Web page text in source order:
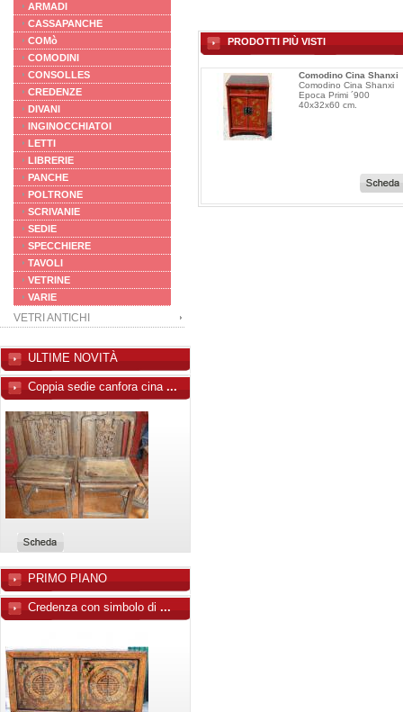
ARMADI
CASSAPANCHE
COMò
COMODINI
CONSOLLES
CREDENZE
DIVANI
INGINOCCHIATOI
LETTI
LIBRERIE
PANCHE
POLTRONE
SCRIVANIE
SEDIE
SPECCHIERE
TAVOLI
VETRINE
VARIE
VETRI ANTICHI
ULTIME NOVITÀ
Coppia sedie canfora cina...
PRIMO PIANO
Credenza con simbolo di...
PRODOTTI PIÙ VISTI
Comodino Cina Shanxi
Comodino Cina Shanxi
Epoca Primi ´900
40x32x60 cm.